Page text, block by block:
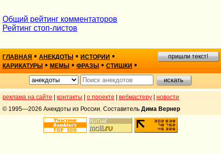
Общий рейтинг комментаторов
Рейтинг стоп-листов
ГЛАВНАЯ • АНЕКДОТЫ • ИСТОРИИ •
КАРИКАТУРЫ • МЕМЫ • ФРАЗЫ • СТИШКИ •
пришли текст!
реклама на сайте контакты о проекте вебмастеру
новости
© 1995—2026 Анекдоты из России. Составитель Дима Вернер